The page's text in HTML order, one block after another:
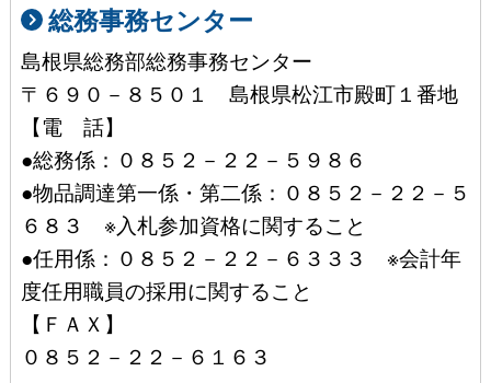
総務事務センター
島根県総務部総務事務センター
〒６９０－８５０１ 島根県松江市殿町１番地
【電 話】
●総務係：０８５２－２２－５９８６
●物品調達第一係・第二係：０８５２－２２－５
６８３ ※入札参加資格に関すること
●任用係：０８５２－２２－６３３３ ※会計年
度任用職員の採用に関すること
【ＦＡＸ】
０８５２－２２－６１６３